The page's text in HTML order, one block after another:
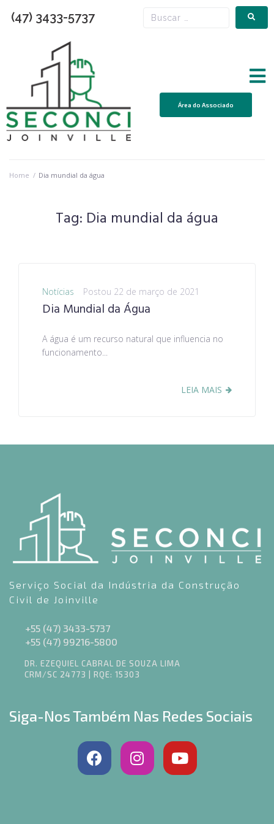
(47) 3433-5737
Área do Associado
Home / Dia mundial da água
Tag: Dia mundial da água
Notícias Postou 22 de março de 2021
Dia Mundial da Água
A água é um recurso natural que influencia no
funcionamento...
LEIA MAIS
Serviço Social da Indústria da Construção
Civil de Joinville
+55 (47) 3433-5737
+55 (47) 99216-5800
DR. EZEQUIEL CABRAL DE SOUZA LIMA
CRM/SC 24773 | RQE: 15303
Siga-Nos Também Nas Redes Sociais